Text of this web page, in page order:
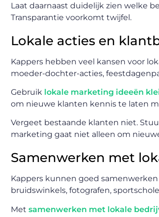
Laat daarnaast duidelijk zien welke
Transparantie voorkomt twijfel.
Lokale acties en
Kappers hebben veel kansen voor
moeder-dochter-acties,
Gebruik lokale marketing ideeën
om nieuwe klanten kennis te laten
Vergeet bestaande klanten niet.
marketing gaat niet alleen om
Samenwerken met
Kappers kunnen goed
bruidswinkels, fotografen,
Met samenwerken met lokale